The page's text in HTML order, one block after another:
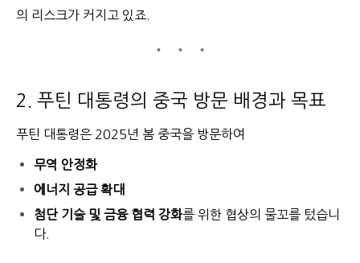
의 리스크가 커지고 있죠.
2. 푸틴 대통령의 중국 방문 배경과 목표
푸틴 대통령은 2025년 봄 중국을 방문하여
무역 안정화
에너지 공급 확대
첨단 기술 및 금융 협력 강화를 위한 협상의 물꼬를 텄습니
다.